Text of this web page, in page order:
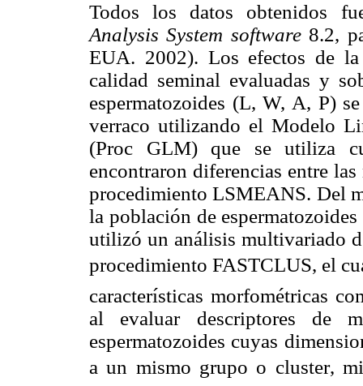
Todos los datos obtenidos
Analysis System software 8.2,
EUA. 2002). Los efectos de
calidad seminal evaluadas y
espermatozoides (L, W, A, P)
verraco utilizando el Modelo
(Proc GLM) que se utiliza
encontraron diferencias entre
procedimiento LSMEANS. Del
la población de
utilizó un análisis multivariado
procedimiento FASTCLUS, el
características morfométricas
al evaluar descriptores de
espermatozoides cuyas
a un mismo grupo o cluster,